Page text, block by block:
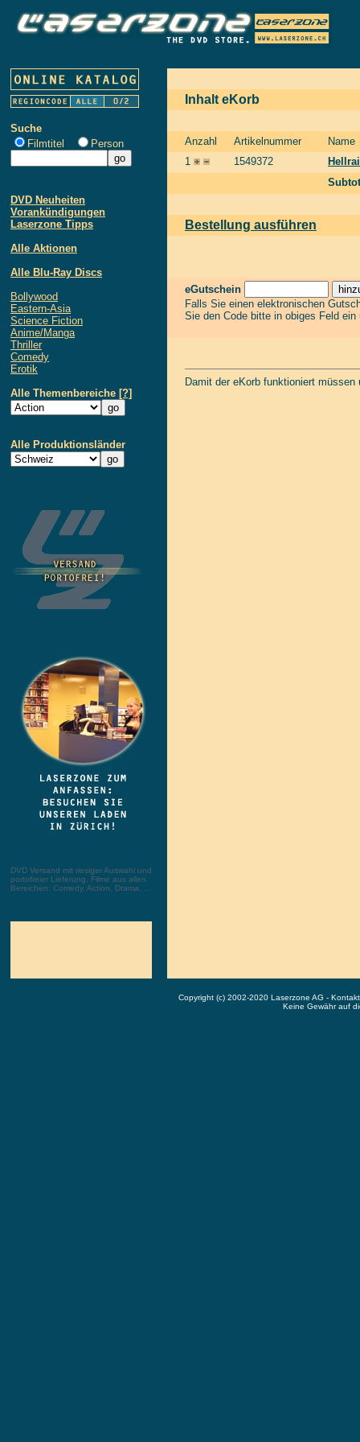
Suche
Filmtitel
Person
DVD Neuheiten
Vorankündigungen
Laserzone Tipps
Alle Aktionen
Alle Blu-Ray Discs
Bollywood
Eastern-Asia
Science Fiction
Anime/Manga
Thriller
Comedy
Erotik
Alle Themenbereiche [?]
Alle Produktionsländer
DVD Versand mit riesiger Auswahl und
portofreier Lieferung. Filme aus allen
Bereichen: Comedy, Action, Drama, ...
Inhalt eKorb
Anzahl Artikelnummer
Name
1
1549372
Bestellung ausführen
eGutschein
Falls Sie einen elektronischen
Sie den Code bitte in obiges Feld
Damit der eKorb funktioniert
Copyright (c) 2002-2020 Laserzone AG -
Keine Gewähr auf